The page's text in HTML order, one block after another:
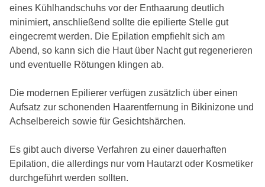
eines Kühlhandschuhs vor der Enthaarung deutlich
minimiert, anschließend sollte die epilierte Stelle gut
eingecremt werden. Die Epilation empfiehlt sich am
Abend, so kann sich die Haut über Nacht gut regenerieren
und eventuelle Rötungen klingen ab.
Die modernen Epilierer verfügen zusätzlich über einen
Aufsatz zur schonenden Haarentfernung in Bikinizone und
Achselbereich sowie für Gesichtshärchen.
Es gibt auch diverse Verfahren zu einer dauerhaften
Epilation, die allerdings nur vom Hautarzt oder Kosmetiker
durchgeführt werden sollten.